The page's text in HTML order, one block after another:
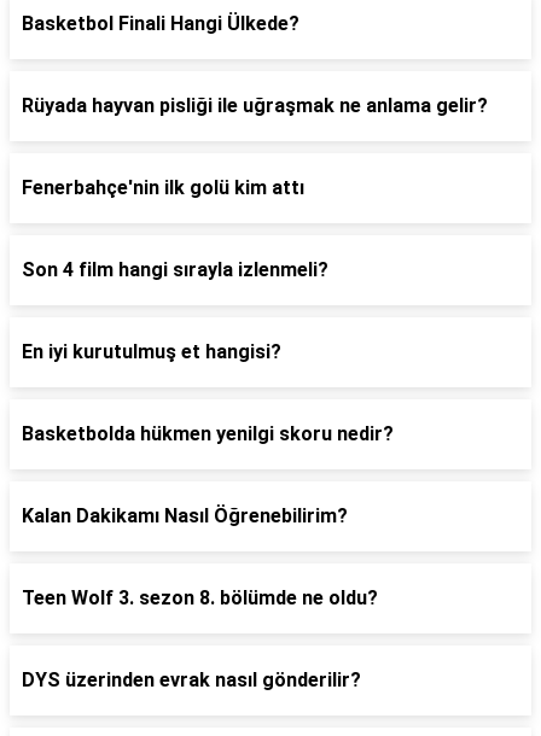
Basketbol Finali Hangi Ülkede?
Rüyada hayvan pisliği ile uğraşmak ne anlama gelir?
Fenerbahçe'nin ilk golü kim attı
Son 4 film hangi sırayla izlenmeli?
En iyi kurutulmuş et hangisi?
Basketbolda hükmen yenilgi skoru nedir?
Kalan Dakikamı Nasıl Öğrenebilirim?
Teen Wolf 3. sezon 8. bölümde ne oldu?
DYS üzerinden evrak nasıl gönderilir?